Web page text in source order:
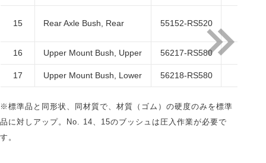
15 Rear Axle Bush, Rear 55152-RS520
16 Upper Mount Bush, Upper 56217-RS580
17 Upper Mount Bush, Lower 56218-RS580
※標準品と同形状、同材質で、材質（ゴム）の硬度のみを標準
品に対しアップ。No. 14、15のブッシュは圧入作業が必要で
す。